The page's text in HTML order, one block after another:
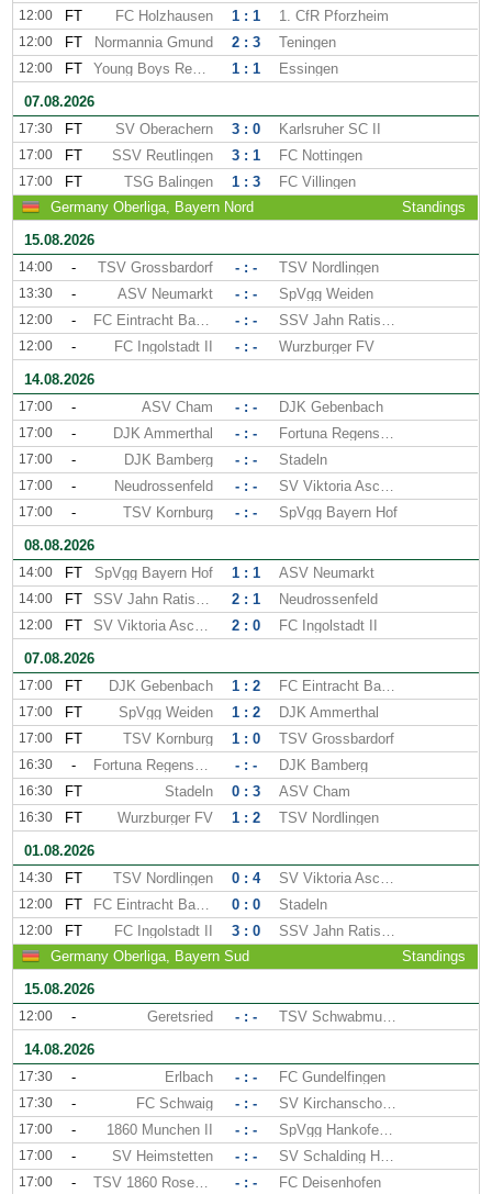
12:00 FT FC Holzhausen 1 : 1 1. CfR Pforzheim
12:00 FT Normannia Gmund 2 : 3 Teningen
12:00 FT Young Boys Reutlingen 1 : 1
Essingen
07.08.2026
17:30 FT SV Oberachern 3 : 0 Karlsruher SC II
17:00 FT SSV Reutlingen 3 : 1 FC Nottingen
17:00 FT TSG Balingen 1 : 3
FC Villingen
Germany Oberliga, Bayern Nord
Standings
15.08.2026
14:00 - TSV Grossbardorf - : - TSV Nordlingen
13:30 - ASV Neumarkt - : - SpVgg Weiden
12:00 - FC Eintracht Bamberg - : - SSV Jahn Ratisbonne II
12:00 - FC Ingolstadt II - : -
Wurzburger FV
14.08.2026
17:00 - ASV Cham - : - DJK Gebenbach
17:00 - DJK Ammerthal - : - Fortuna Regensburg
17:00 - DJK Bamberg - : - Stadeln
17:00 - Neudrossenfeld - : - SV Viktoria Aschaffenburg
17:00 - TSV Kornburg - : -
SpVgg Bayern Hof
08.08.2026
14:00 FT SpVgg Bayern Hof 1 : 1 ASV Neumarkt
14:00 FT SSV Jahn Ratisbonne II 2 : 1 Neudrossenfeld
12:00 FT SV Viktoria Aschaffenburg 2 : 0
FC Ingolstadt II
07.08.2026
17:00 FT DJK Gebenbach 1 : 2 FC Eintracht Bamberg
17:00 FT SpVgg Weiden 1 : 2 DJK Ammerthal
17:00 FT TSV Kornburg 1 : 0 TSV Grossbardorf
16:30 - Fortuna Regensburg - : - DJK Bamberg
16:30 FT Stadeln 0 : 3 ASV Cham
16:30 FT Wurzburger FV 1 : 2
TSV Nordlingen
01.08.2026
14:30 FT TSV Nordlingen 0 : 4 SV Viktoria Aschaffenburg
12:00 FT FC Eintracht Bamberg 0 : 0 Stadeln
12:00 FT FC Ingolstadt II 3 : 0
SSV Jahn Ratisbonne II
Germany Oberliga, Bayern Sud
Standings
15.08.2026
12:00 - Geretsried - : -
TSV Schwabmunchen
14.08.2026
17:30 - Erlbach - : - FC Gundelfingen
17:30 - FC Schwaig - : - SV Kirchanschoring
17:00 - 1860 Munchen II - : - SpVgg Hankofen-Hailing
17:00 - SV Heimstetten - : - SV Schalding Heining
17:00 - TSV 1860 Rosenheim - : - FC Deisenhofen